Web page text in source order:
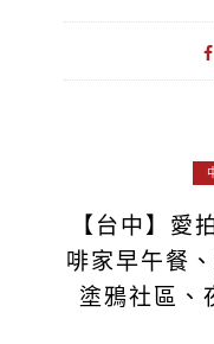
【台中】愛
啡家早午餐
塗鴉社區、